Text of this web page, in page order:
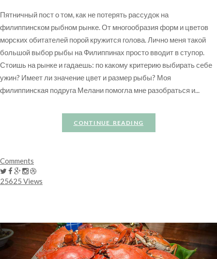
Пятничный пост о том, как не потерять рассудок на
филиппинском рыбном рынке. От многообразия форм и цветов
морских обитателей порой кружится голова. Лично меня такой
большой выбор рыбы на Филиппинах просто вводит в ступор.
Стоишь на рынке и гадаешь: по какому критерию выбирать себе
ужин? Имеет ли значение цвет и размер рыбы? Моя
филиппинская подруга Мелани помогла мне разобраться и...
CONTINUE READING
Comments
25625 Views